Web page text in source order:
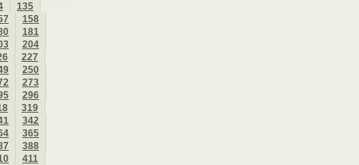
135
158
181
204
227
250
273
296
319
342
365
388
411